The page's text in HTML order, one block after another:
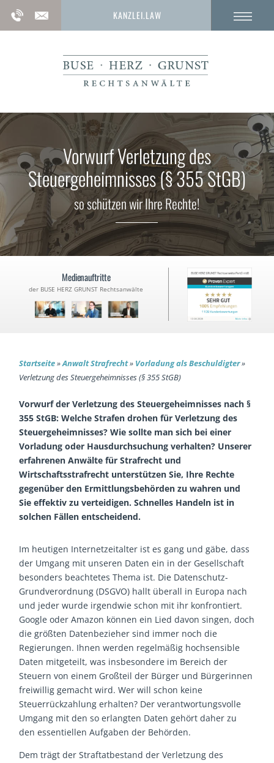
KANZLEI.LAW
Vorwurf Verletzung des
Steuergeheimnisses (§ 355 StGB)
so schützen wir Ihre Rechte!
Medienauftritte
der BUSE HERZ GRUNST Rechtsanwälte
Startseite»Anwalt Strafrecht» Vorladung als Beschuldigter»
Verletzung des Steuergeheimnisses (§ 355 StGB)
Vorwurf der Verletzung des Steuergeheimnisses nach §
355 StGB: Welche Strafen drohen für Verletzung des
Steuergeheimnisses? Wie sollte man sich bei einer
Vorladung oder Hausdurchsuchung verhalten? Unserer
erfahrenen Anwälte für Strafrecht und
Wirtschaftsstrafrecht unterstützen Sie, Ihre Rechte
gegenüber den Ermittlungsbehörden zu wahren und
Sie effektiv zu verteidigen. Schnelles Handeln ist in
solchen Fällen entscheidend.
Im heutigen Internetzeitalter ist es gang und gäbe, dass
der Umgang mit unseren Daten ein in der Gesellschaft
besonders beachtetes Thema ist. Die Datenschutz-
Grundverordnung (DSGVO) hallt überall in Europa nach
und jeder wurde irgendwie schon mit ihr konfrontiert.
Google oder Amazon können ein Lied davon singen, doch
die größten Datenbezieher sind immer noch die
Regierungen. Ihnen werden regelmäßig hochsensible
Daten mitgeteilt, was insbesondere im Bereich der
Steuern von einem Großteil der Bürger und Bürgerinnen
freiwillig gemacht wird. Wer will schon keine
Steuerrückzahlung erhalten? Der verantwortungsvolle
Umgang mit den so erlangten Daten gehört daher zu
den essentiellen Aufgaben der Behörden.
Dem trägt der Straftatbestand der Verletzung des